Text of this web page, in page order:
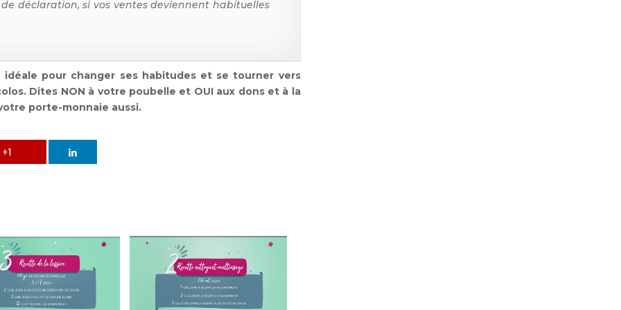
déclaration, si vos ventes deviennent habituelles
idéale pour changer ses habitudes et se tourner vers
Dites NON à votre poubelle et OUI aux dons et à la
porte-monnaie aussi.
+1